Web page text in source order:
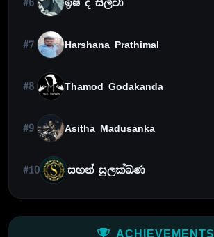
#6 ඉෂි ද සිල්වා
#7 Harshana Prathimal
#8 Thamod Godakanda
#9 Asitha Madusanka
#10 සහන් සුලක්ඛණ
ACHIEVEMENTS